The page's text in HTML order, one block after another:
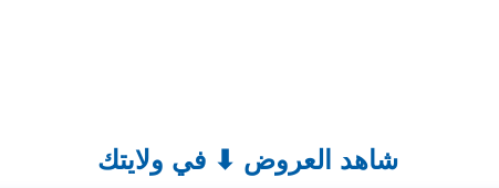
شاهد العروض ⬇ في ولايتك